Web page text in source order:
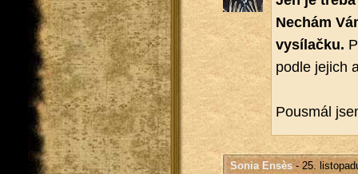
Ne­chám
vy­sí­lač­ku.
podle je­jich
Pou­smál
Sonia Ensès- 25.